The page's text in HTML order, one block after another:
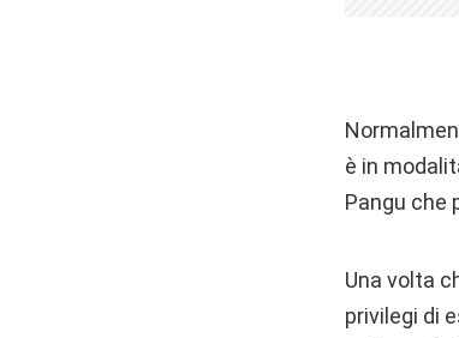
è in
Pangu che
Una volta
privilegi di